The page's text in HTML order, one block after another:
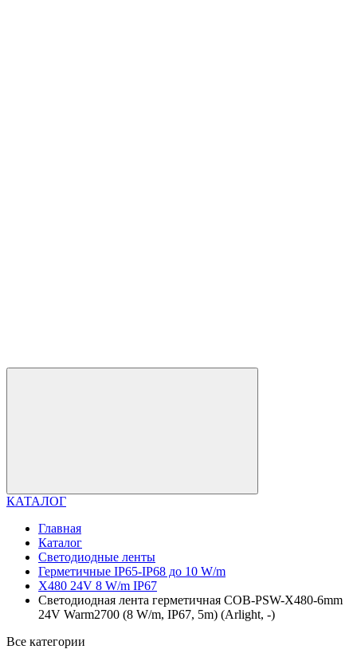
КАТАЛОГ
Главная
Каталог
Светодиодные ленты
Герметичные IP65-IP68 до 10 W/m
X480 24V 8 W/m IP67
Светодиодная лента герметичная COB-PSW-X480-6mm
24V Warm2700 (8 W/m, IP67, 5m) (Arlight, -)
Все категории